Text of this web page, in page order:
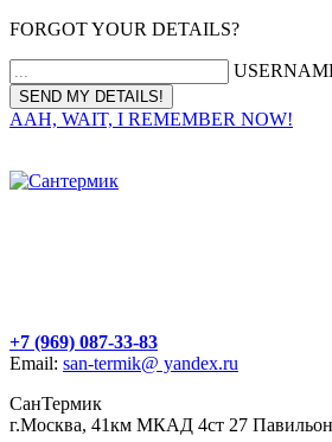
FORGOT YOUR DETAILS?
AAH, WAIT, I REMEMBER NOW!
+7 (969) 087-33-83
Email: san-termik@ yandex.ru
СанТермик
г.Москва, 41км МКАД 4ст 27